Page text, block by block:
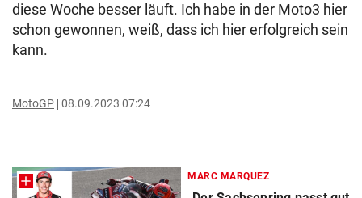
diese Woche besser läuft. Ich habe in der Moto3 hier
schon gewonnen, weiß, dass ich hier erfolgreich sein
kann.
MotoGP 08.09.2023 07:24
MARC MARQUEZ